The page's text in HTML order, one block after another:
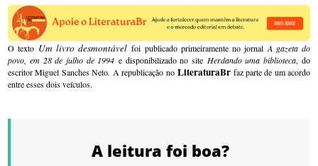
O texto Um livro desmontávelfoi publicado primeiramente no jornal A gazeta do
povo, em 28 de julho de 1994 e disponibilizado no site Herdando uma biblioteca, do
escritor Miguel Sanches Neto. A republicação no LiteraturaBr faz parte de um acordo
entre esses dois veículos.
A leitura foi boa?